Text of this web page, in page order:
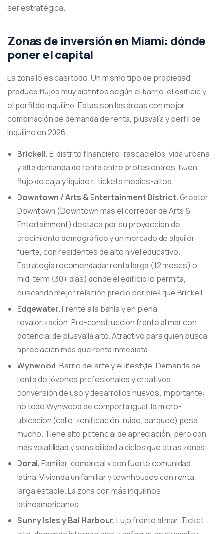
ser estratégica.
Zonas de inversión en Miami: dónde
poner el capital
La zona lo es casi todo. Un mismo tipo de propiedad
produce flujos muy distintos según el barrio, el edificio y
el perfil de inquilino. Estas son las áreas con mejor
combinación de demanda de renta, plusvalía y perfil de
inquilino en 2026.
Brickell.El distrito financiero: rascacielos, vida urbana
y alta demanda de renta entre profesionales. Buen
flujo de caja y liquidez; tickets medios-altos.
Downtown / Arts & Entertainment District.Greater
Downtown (Downtown más el corredor de Arts &
Entertainment) destaca por su proyección de
crecimiento demográfico y un mercado de alquiler
fuerte, con residentes de alto nivel educativo.
Estrategia recomendada: renta larga (12 meses) o
mid-term (30+ días) donde el edificio lo permita,
buscando mejor relación precio por pie² que Brickell.
Edgewater.Frente a la bahía y en plena
revalorización. Pre-construcción frente al mar con
potencial de plusvalía alto. Atractivo para quien busca
apreciación más que renta inmediata.
Wynwood.Barrio del arte y el lifestyle. Demanda de
renta de jóvenes profesionales y creativos;
conversión de uso y desarrollos nuevos. Importante:
no todo Wynwood se comporta igual, la micro-
ubicación (calle, zonificación, ruido, parqueo) pesa
mucho. Tiene alto potencial de apreciación, pero con
más volatilidad y sensibilidad a ciclos que otras zonas.
Doral.Familiar, comercial y con fuerte comunidad
latina. Vivienda unifamiliar y townhouses con renta
larga estable. La zona con más inquilinos
latinoamericanos.
Sunny Isles y Bal Harbour.Lujo frente al mar. Ticket